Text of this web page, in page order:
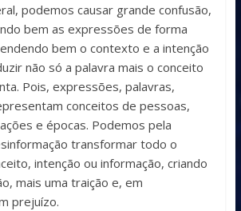
podemos causar grande confusão,
bem as expressões de forma
bem o contexto e a intenção
não só a palavra mais o conceito
Pois, expressões, palavras,
conceitos de pessoas,
e épocas. Podemos pela
transformar todo o
intenção ou informação, criando
mais uma traição e, em
prejuízo.